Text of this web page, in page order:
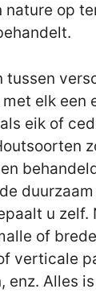
op
tussen
elk een
eik of
u zelf.
of
verticale
enz. Alles